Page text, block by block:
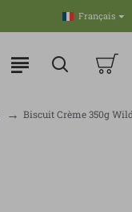
Français
Biscuit Crème 350g